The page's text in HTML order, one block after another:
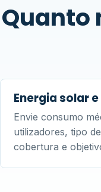
Quanto
Energia solar e
Envie consumo
utilizadores, tipo
cobertura e